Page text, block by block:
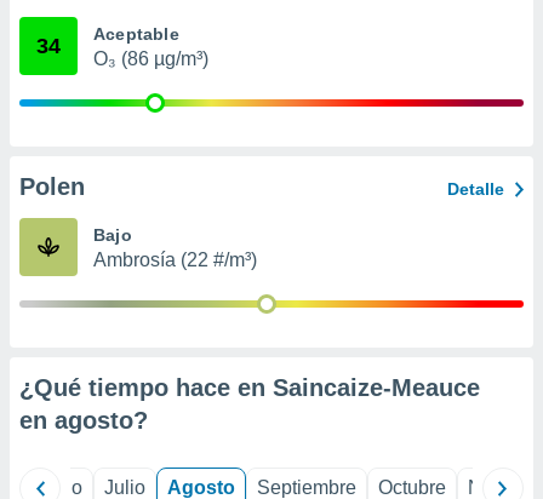
mediante
publicidad
de
34 Aceptable
O₃ (86 µg/m³)
Polen Detalle
Bajo
Ambrosía (22 #/m³)
¿Qué tiempo hace en Saincaize-Meauce
en agosto?
Junio Julio Agosto Septiembre Octubre